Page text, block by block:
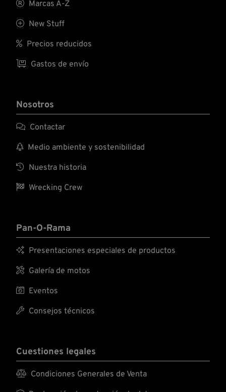
 Marcas A-Z
 New Stuff
 Precios reducidos
 Gastos de envío
Nosotros
 Contactar
 Medio ambiente y sostenibilidad
 Nuestra historia
 Wrecking Crew
Pan-O-Rama
 Presentaciones especiales de productos
 Galería de motos
 Eventos
 Consejos técnicos
Cuestiones legales
 Condiciones Generales de Venta